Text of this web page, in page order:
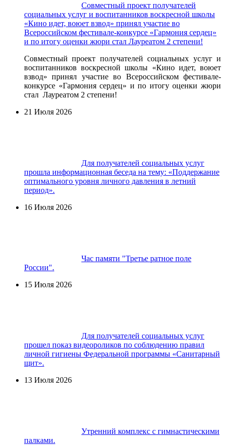
Совместный проект получателей
социальных услуг и воспитанников воскресной школы
«Кино идет, воюет взвод» принял участие во
Всероссийском фестивале-конкурсе «Гармония сердец»
и по итогу оценки жюри стал Лауреатом 2 степени!
Совместный проект получателей социальных услуг и
воспитанников воскресной школы «Кино идет, воюет
взвод» принял участие во Всероссийском фестивале-
конкурсе «Гармония сердец» и по итогу оценки жюри
стал Лауреатом 2 степени!
21 Июля 2026
Для получателей социальных услуг
прошла информационная беседа на тему: «Поддержание
оптимального уровня личного давления в летний
период».
16 Июля 2026
Час памяти "Третье ратное поле
России".
15 Июля 2026
Для получателей социальных услуг
прошел показ видеороликов по соблюдению правил
личной гигиены Федеральной программы «Санитарный
щит».
13 Июля 2026
Утренний комплекс с гимнастическими
палками.